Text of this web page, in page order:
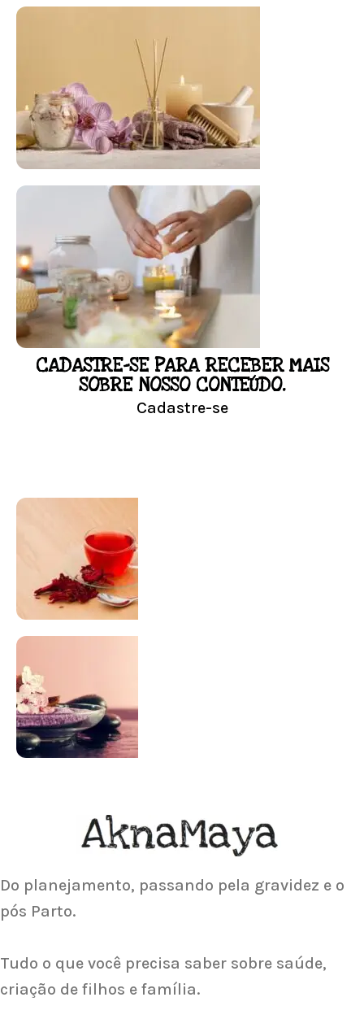
FLORAL DE BACH PERSONALIZADO
Responda as perguntas e receba o seu
floral em casa.
Resultado na hora!
Conheça mais e faça sua Pesquisa
LOJA
CADASTRE-SE PARA RECEBER MAIS
SOBRE NOSSO CONTEÚDO.
Cadastre-se
Para antes e depois de engravidar
Saiba Mais
Acupuntura focada para Fertilidade e
Gravidez
Saiba Mais
Do planejamento, passando pela gravidez e o
pós Parto.
Tudo o que você precisa saber sobre saúde,
criação de filhos e família.